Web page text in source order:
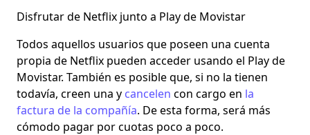
Disfrutar de Netflix junto a Play de Movistar
Todos aquellos usuarios que poseen una cuenta
propia de Netflix pueden acceder usando el Playde
Movistar. También es posible que, si no la tienen
todavía, creen una y cancelen con cargo en la
factura de la compañía. De esta forma, será más
cómodo pagar por cuotas poco a poco.